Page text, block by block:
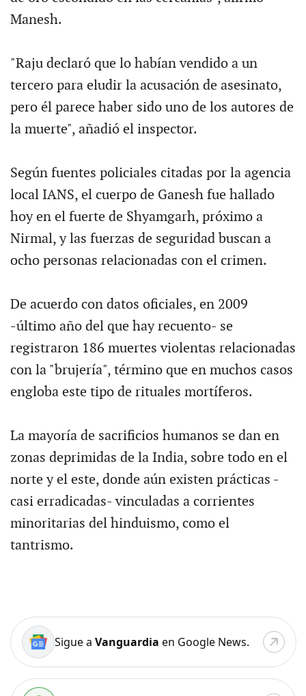
Manesh.
"Raju declaró que lo habían vendido a un
tercero para eludir la acusación de asesinato,
pero él parece haber sido uno de los autores de
la muerte", añadió el inspector.
Según fuentes policiales citadas por la agencia
local IANS, el cuerpo de Ganesh fue hallado
hoy en el fuerte de Shyamgarh, próximo a
Nirmal, y las fuerzas de seguridad buscan a
ocho personas relacionadas con el crimen.
De acuerdo con datos oficiales, en 2009
-último año del que hay recuento- se
registraron 186 muertes violentas relacionadas
con la "brujería", término que en muchos casos
engloba este tipo de rituales mortíferos.
La mayoría de sacrificios humanos se dan en
zonas deprimidas de la India, sobre todo en el
norte y el este, donde aún existen prácticas -
casi erradicadas- vinculadas a corrientes
minoritarias del hinduismo, como el
tantrismo.
Sigue a Vanguardia en Google News.